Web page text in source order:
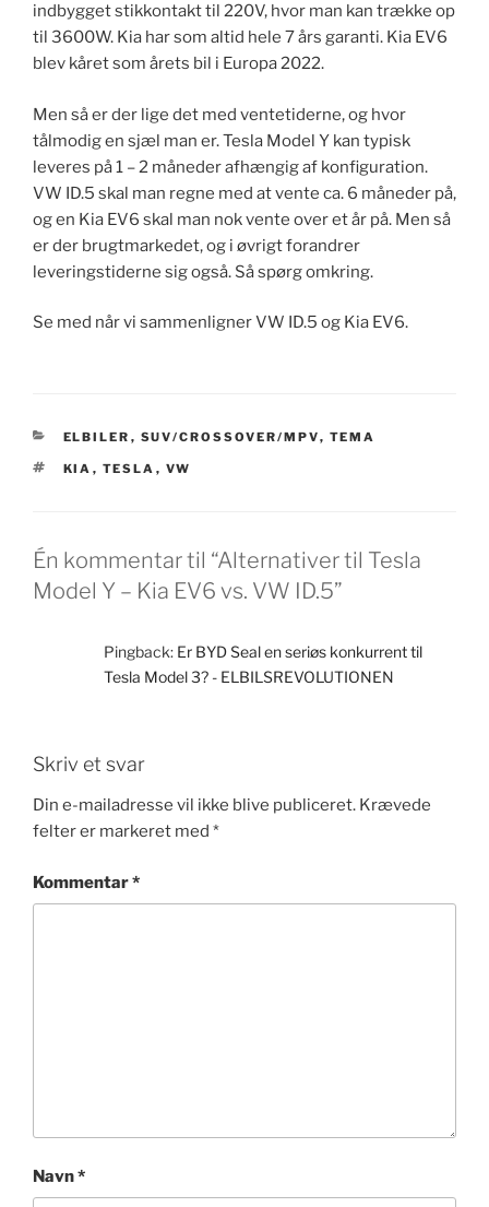
indbygget stikkontakt til 220V, hvor man kan trække op
til 3600W. Kia har som altid hele 7 års garanti. Kia EV6
blev kåret som årets bil i Europa 2022.
Men så er der lige det med ventetiderne, og hvor
tålmodig en sjæl man er. Tesla Model Y kan typisk
leveres på 1 – 2 måneder afhængig af konfiguration.
VW ID.5 skal man regne med at vente ca. 6 måneder på,
og en Kia EV6 skal man nok vente over et år på. Men så
er der brugtmarkedet, og i øvrigt forandrer
leveringstiderne sig også. Så spørg omkring.
Se med når vi sammenligner VW ID.5 og Kia EV6.
KATEGORIER
ELBILER , SUV/CROSSOVER/MPV, TEMA
TAGS
KIA , TESLA , VW
Én kommentar til “Alternativer til Tesla
Model Y – Kia EV6 vs. VW ID.5”
Pingback: Er BYD Seal en seriøs konkurrent til
Tesla Model 3? - ELBILSREVOLUTIONEN
Skriv et svar
Din e-mailadresse vil ikke blive publiceret. Krævede
felter er markeret med *
Kommentar*
Navn*